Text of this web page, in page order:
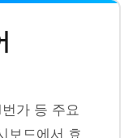
가 등 주요
보드에서 효